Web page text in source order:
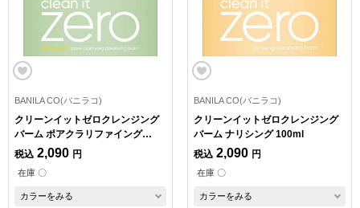
BANILA CO(バニラコ)
クリーンイットゼロクレンジング
バーム ポアクラリファイング
100ml
税込 2,090 円
在庫 〇
カラーをみる
BANILA CO(バニラコ)
クリーンイットゼロクレンジング
バーム ナリシング 100ml
税込 2,090 円
在庫 〇
カラーをみる